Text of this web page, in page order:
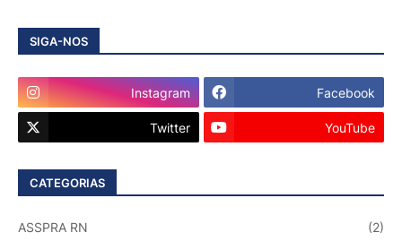
SIGA-NOS
Instagram Facebook
Twitter YouTube
CATEGORIAS
ASSPRA RN (2)